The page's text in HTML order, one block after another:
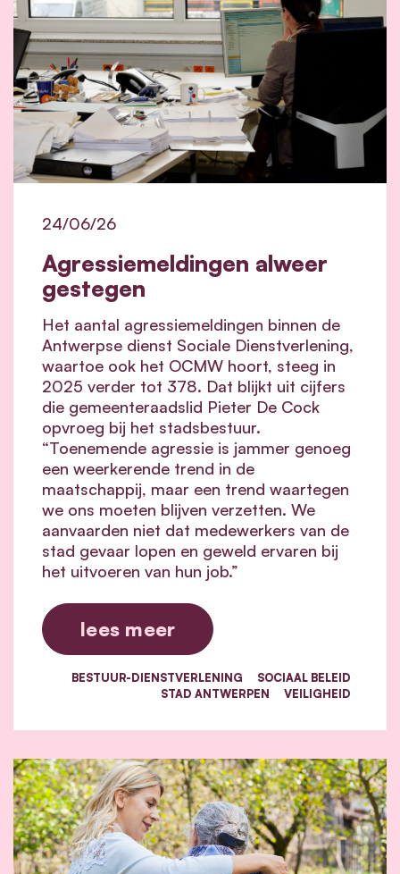
Agressiemeldingen alweer
gestegen
24/06/26
Het aantal agressiemeldingen binnen de
Antwerpse dienst Sociale Dienstverlening,
waartoe ook het OCMW hoort, steeg in
2025 verder tot 378. Dat blijkt uit cijfers
die gemeenteraadslid Pieter De Cock
opvroeg bij het stadsbestuur.
“Toenemende agressie is jammer genoeg
een weerkerende trend in de
maatschappij, maar een trend waartegen
we ons moeten blijven verzetten. We
aanvaarden niet dat medewerkers van de
stad gevaar lopen en geweld ervaren bij
het uitvoeren van hun job.”
lees meer
BESTUUR-DIENSTVERLENING
SOCIAAL BELEID
STAD ANTWERPEN
VEILIGHEID